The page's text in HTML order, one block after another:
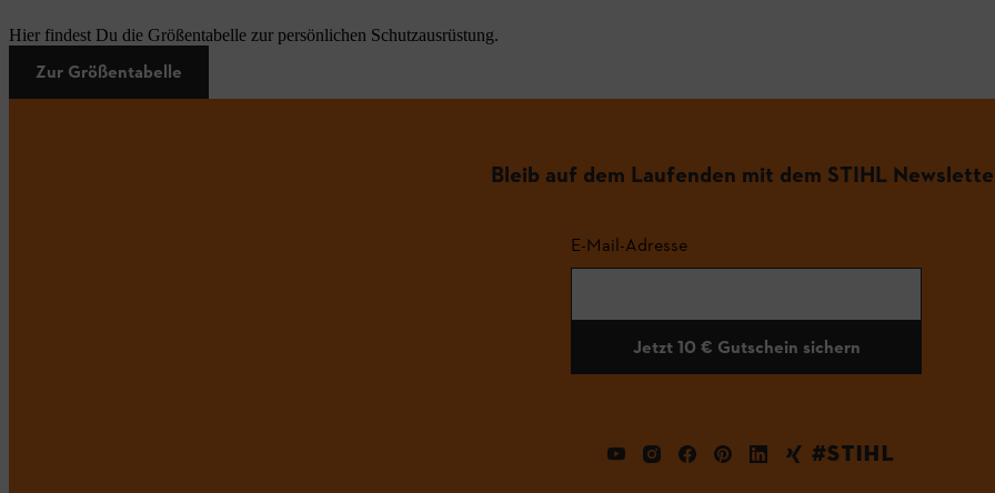
Hier findest Du die Größentabelle zur persönlichen Schutzausrüstung.
Zur Größentabelle
Bleib auf dem Laufenden mit dem STIHL
E-Mail-Adresse
Jetzt 10 € Gutschein sichern
#STIHL